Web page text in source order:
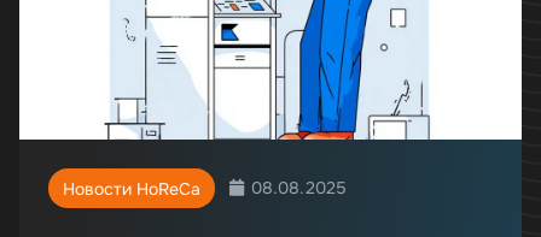
Новости HoReCa 08.08.2025